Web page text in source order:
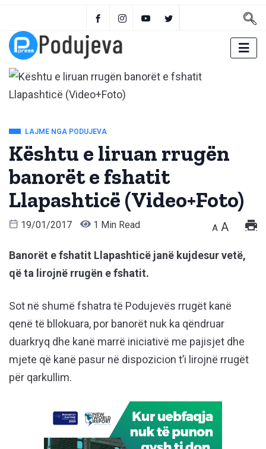
LAJME NGA PODUJEVA
Kështu e liruan rrugën
banorët e fshatit
Llapashticë (Video+Foto)
19/01/2017 1 Min Read A A
Banorët e fshatit Llapashticë janë kujdesur vetë,
që ta lirojnë rrugën e fshatit.
Sot në shumë fshatra të Podujevës rrugët kanë
qenë të bllokuara, por banorët nuk ka qëndruar
duarkryq dhe kanë marrë iniciativë me pajisjet dhe
mjete që kanë pasur në dispozicion t’i lirojnë rrugët
për qarkullim.